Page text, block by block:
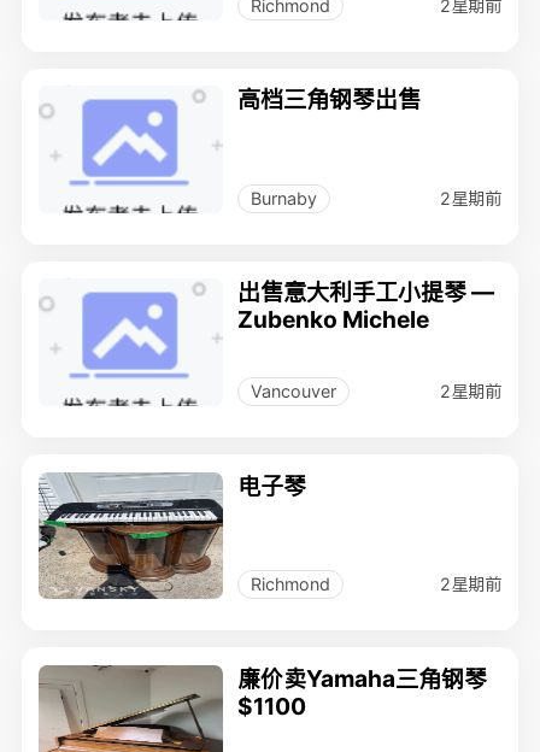
Richmond 2星期前
高档三角钢琴岀售
Burnaby 2星期前
出售意大利手工小提琴 —
Zubenko Michele
Vancouver 2星期前
电子琴
Richmond 2星期前
廉价卖Yamaha三角钢琴
$1100